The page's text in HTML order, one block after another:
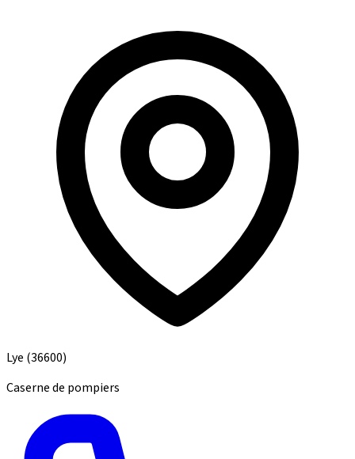
Lye (36600)
Caserne de pompiers